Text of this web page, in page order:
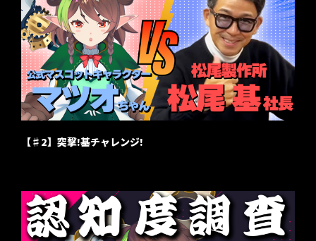
【♯2】突撃!基チャレンジ!